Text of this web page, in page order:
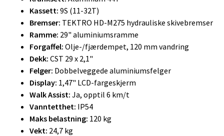
Kassett: 9S (11-32T)
Bremser: TEKTRO HD-M275 hydrauliske skivebremser
Ramme: 29" aluminiumsramme
Forgaffel: Olje-/fjærdempet, 120 mm vandring
Dekk: CST 29 x 2,1"
Felger: Dobbelveggede aluminiumsfelger
Display: 1,47" LCD-fargeskjerm
Walk Assist: Ja, opptil 6 km/t
Vanntetthet: IP54
Maks belastning: 120 kg
Vekt: 24,7 kg